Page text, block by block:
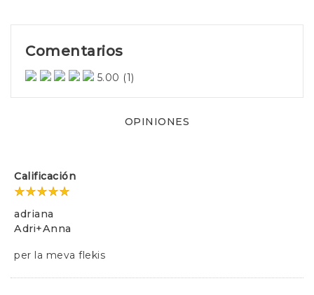
Comentarios
5.00 (1)
OPINIONES
Calificación
adriana
Adri+anna
per la meva flekis